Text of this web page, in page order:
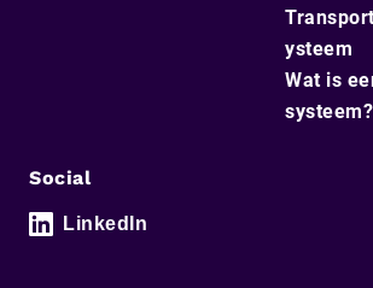
ysteem
Wat is
systeem?
Social
LinkedIn